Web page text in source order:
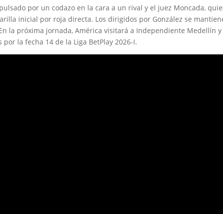
por un codazo en la cara a un rival y el juez Moncada,
inicial por roja directa. Los dirigidos por González se
la próxima jornada, América visitará a Independiente Medellín y
la fecha 14 de la Liga BetPlay 2026-I.